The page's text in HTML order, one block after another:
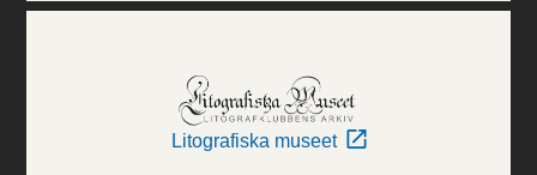
Litografiska museet